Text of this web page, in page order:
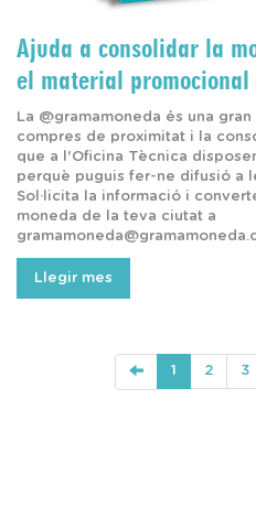
Ajuda a consolidar la
el material
La @gramamoneda és una
compres de proximitat i la
que a l'Oficina Tècnica
perquè puguis fer-ne difusió a
Sol·licita la informació i
moneda de la teva ciutat a
Llegir mes
1 2 3